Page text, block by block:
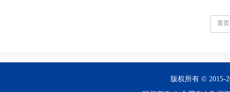
首页
版权所有 © 2015-